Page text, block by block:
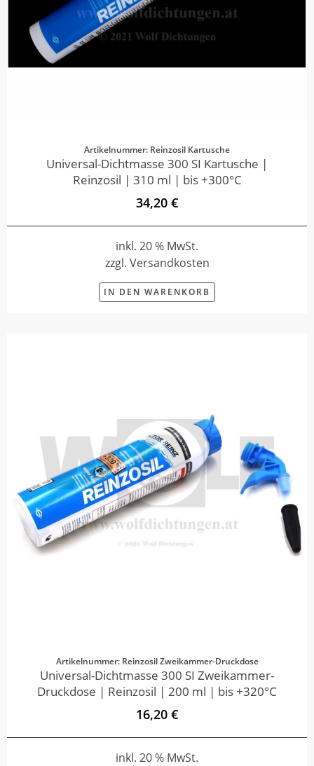
Artikelnummer: Reinzosil Kartusche
Universal-Dichtmasse 300 SI Kartusche |
Reinzosil | 310 ml | bis +300°C
34,20 €
inkl. 20 % MwSt.
zzgl. Versandkosten
IN DEN WARENKORB
Artikelnummer: Reinzosil Zweikammer-Druckdose
Universal-Dichtmasse 300 SI Zweikammer-
Druckdose | Reinzosil | 200 ml | bis +320°C
16,20 €
inkl. 20 % MwSt.